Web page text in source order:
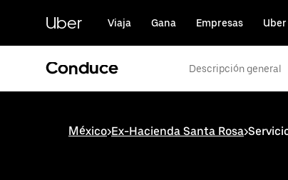
contenido
principal
Uber Viaja Gana Empresas
Conduce Descripción general
México>Ex-Hacienda Santa Rosa>